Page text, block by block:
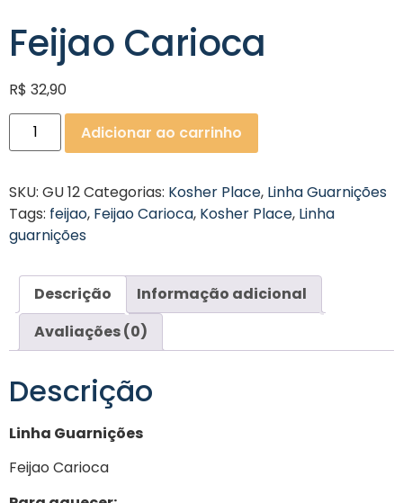
Feijao Carioca
R$ 32,90
Adicionar ao carrinho
SKU: GU 12Categorias: Kosher Place, Linha Guarnições
Tags: feijao, Feijao Carioca, Kosher Place, Linha
guarnições
Descrição
Informação adicional
Avaliações (0)
Descrição
Linha Guarnições
Feijao Carioca